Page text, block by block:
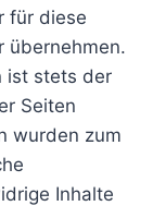
für diese
übernehmen.
ist stets der
Seiten
wurden zum
Inhalte